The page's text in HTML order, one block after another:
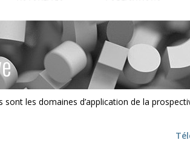
sont les domaines d’application de la